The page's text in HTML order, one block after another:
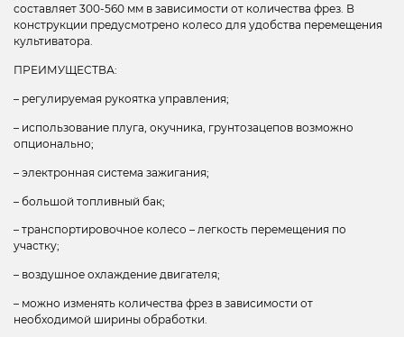
составляет 300-560 мм в зависимости от количества фрез. В
конструкции предусмотрено колесо для удобства перемещения
культиватора.
ПРЕИМУЩЕСТВА:
– регулируемая рукоятка управления;
– использование плуга, окучника, грунтозацепов возможно
опционально;
– электронная система зажигания;
– большой топливный бак;
– транспортировочное колесо – легкость перемещения по
участку;
– воздушное охлаждение двигателя;
– можно изменять количества фрез в зависимости от
необходимой ширины обработки.